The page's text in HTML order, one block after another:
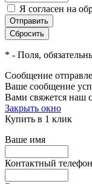
Я согласен на
* - Поля,
Сообщение
Ваше сообщение
Вами свяжется наш
Закрыть окно
Купить в 1 клик
Ваше имя
Контактный телефон